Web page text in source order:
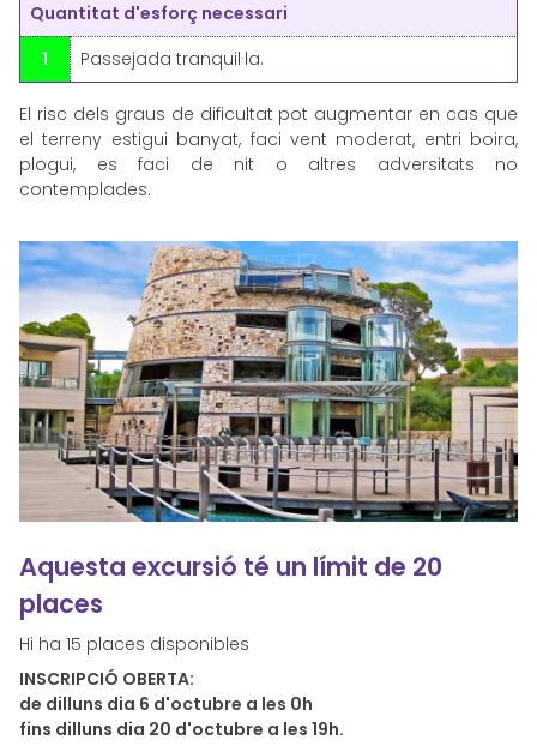
Quantitat d'esforç necessari
1
Passejada tranquil·la.
El risc dels graus de dificultat pot augmentar en cas que
el terreny estigui banyat, faci vent moderat, entri boira,
plogui, es faci de nit o altres adversitats no
contemplades.
Aquesta excursió té un límit de 20
places
Hi ha 15 places disponibles
INSCRIPCIÓ OBERTA:
de dilluns dia 6 d'octubre a les 0h
fins dilluns dia 20 d'octubre a les 19h.